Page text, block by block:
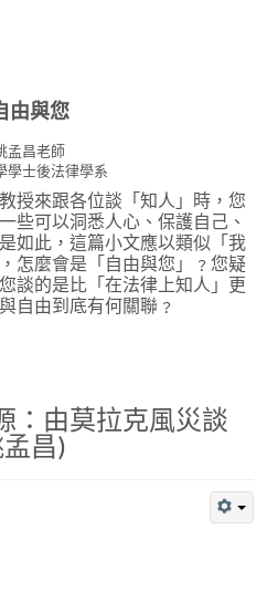
由與您
孟昌老師
學士後法律學系
授來跟各位談「知人」時，您
些可以洞悉人心、保護自己、
如此，這篇小文應以類似「我
怎麼會是「自由與您」﹖您疑
談的是比「在法律上知人」更
自由到底有何關聯﹖
：由莫拉克風災談
昌)